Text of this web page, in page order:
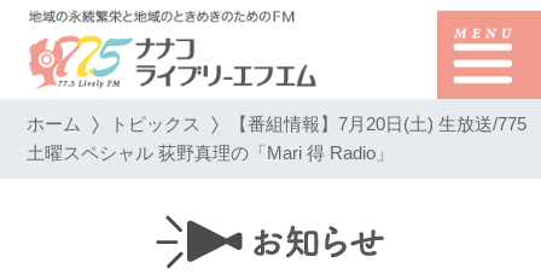
ホーム トピックス 【番組情報】7月20日(土) 生放送/775
土曜スペシャル 荻野真理の「Mari 得 Radio」